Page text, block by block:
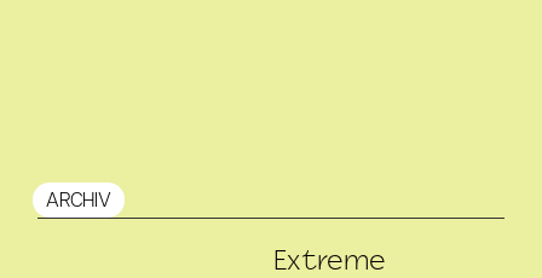
ARCHIV
Extreme